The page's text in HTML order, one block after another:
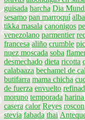
guisada harcha Dia
sesamo pan marroquí
tikka masala canonigos
venezolano parmentier
francesa aliño crumble
nuez moscada soba
desmechado dieta ricotta
calabaaza bechamel de
butifarra mama chicha
de fuerza envuelto
moruno temporada
casera calor Reyes roscon
stevia fabada thai